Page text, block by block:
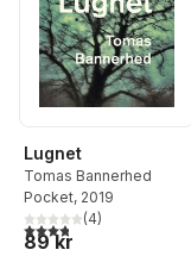
Lugnet
Tomas Bannerhed
Pocket, 2019
3,8utav 5 stjärnor. Totalt
(4)
89 kr